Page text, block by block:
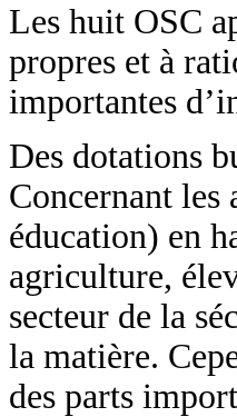
Les huit OSC
propres et à
importantes
Des dotations
Concernant les
éducation) en
agriculture,
secteur de la
la matière.
des parts